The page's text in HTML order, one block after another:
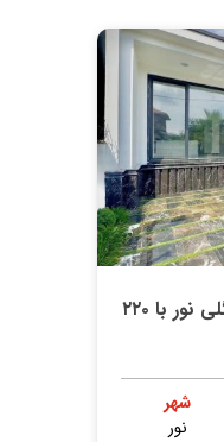
خرید ویلا لوکیشن جنگلی نور با ۲۲۰
شهر
نور